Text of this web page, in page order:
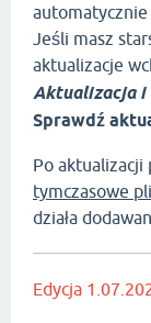
automatycznie
Jeśli masz
aktualizacje
Aktualizacja i
Sprawdź
Po aktualizacji
tymczasowe
działa
Edycja